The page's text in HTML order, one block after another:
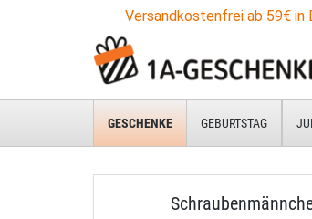
Versandkostenfrei ab 59€ in
GESCHENKE GEBURTSTAG